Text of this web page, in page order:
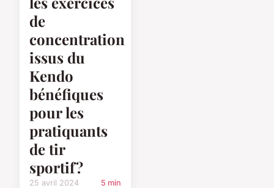
de
concentration
issus du
Kendo
bénéfiques
pour les
pratiquants
de tir
sportif?
25 avril 2024 5 min